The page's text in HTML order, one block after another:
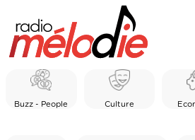
Buzz - People Culture